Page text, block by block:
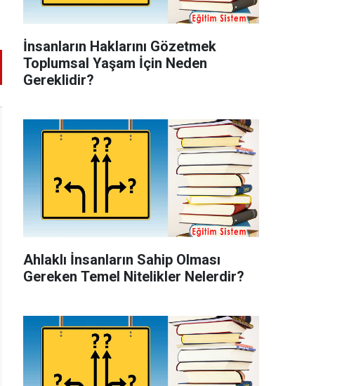
İnsanların Haklarını Gözetmek
Toplumsal Yaşam İçin Neden
Gereklidir?
Ahlaklı İnsanların Sahip Olması
Gereken Temel Nitelikler Nelerdir?